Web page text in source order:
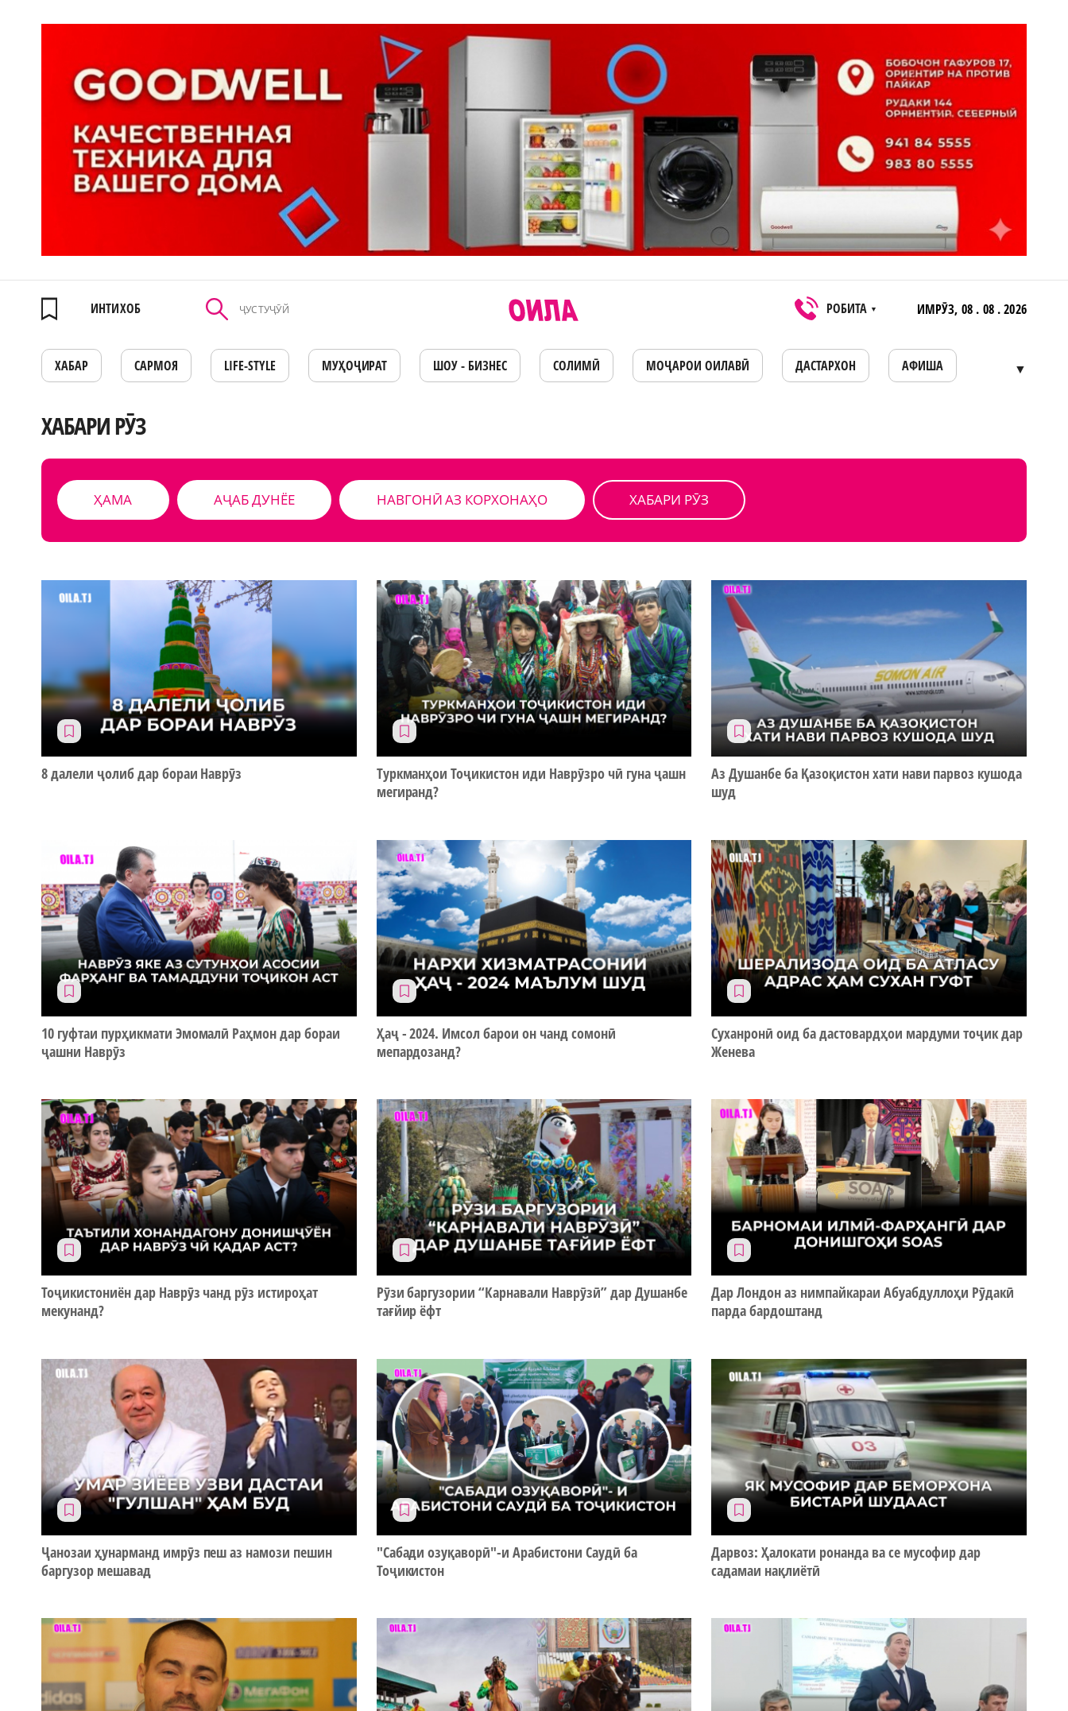
ИНТИХОБ РОБИТА ▼ ИМРӮЗ, 08 . 08 . 2026
ХАБАР САРМОЯ LIFE-STYLE МУҲОҶИРАТ ШОУ - БИЗНЕС СОЛИМӢ МОҶАРОИ ОИЛАВӢ ДАСТАРХОН АФИША ▼
ХАБАРИ РӮЗ
ҲАМА АҶАБ ДУНЁЕ НАВГОНӢ АЗ КОРХОНАҲО ХАБАРИ РӮЗ
8 далели ҷолиб дар бораи Наврӯз
Туркманҳои Тоҷикистон иди Наврӯзро чӣ гуна ҷашн
мегиранд?
Аз Душанбе ба Қазоқистон хати нави парвоз кушода
шуд
10 гуфтаи пурҳикмати Эмомалӣ Раҳмон дар бораи
ҷашни Наврӯз
Ҳаҷ - 2024. Имсол барои он чанд сомонӣ
мепардозанд?
Суханронӣ оид ба дастовардҳои мардуми тоҷик дар
Женева
Тоҷикистониён дар Наврӯз чанд рӯз истироҳат
мекунанд?
Рӯзи баргузории “Карнавали Наврӯзӣ” дар Душанбе
тағйир ёфт
Дар Лондон аз нимпайкараи Абуабдуллоҳи Рӯдакӣ
парда бардоштанд
Ҷанозаи ҳунарманд имрӯз пеш аз намози пешин
баргузор мешавад
"Сабади озуқаворӣ"-и Арабистони Саудӣ ба
Тоҷикистон
Дарвоз: Ҳалокати ронанда ва се мусофир дар
садамаи нақлиётӣ